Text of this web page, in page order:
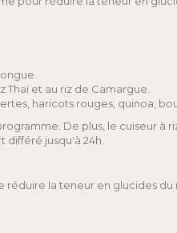
et au riz de Camargue.
haricots rouges, quinoa,
De plus, le cuiseur à
jusqu'à 24h.
réduire la teneur en glucides du